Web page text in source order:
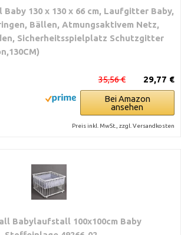
130 x 130 x 66 cm, Laufgitter Baby,
Bällen, Atmungsaktivem Netz,
Sicherheitsspielplatz Schutzgitter
29,77 €
35,56 €
Bei Amazon
ansehen
Preis inkl. MwSt., zzgl. Versandkosten
Babylaufstall 100x100cm Baby